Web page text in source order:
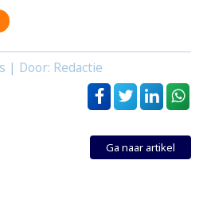
| Door: Redactie
Ga naar artikel